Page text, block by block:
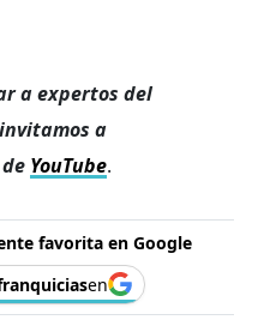
a expertos del
a
YouTube.
favorita en Google
en